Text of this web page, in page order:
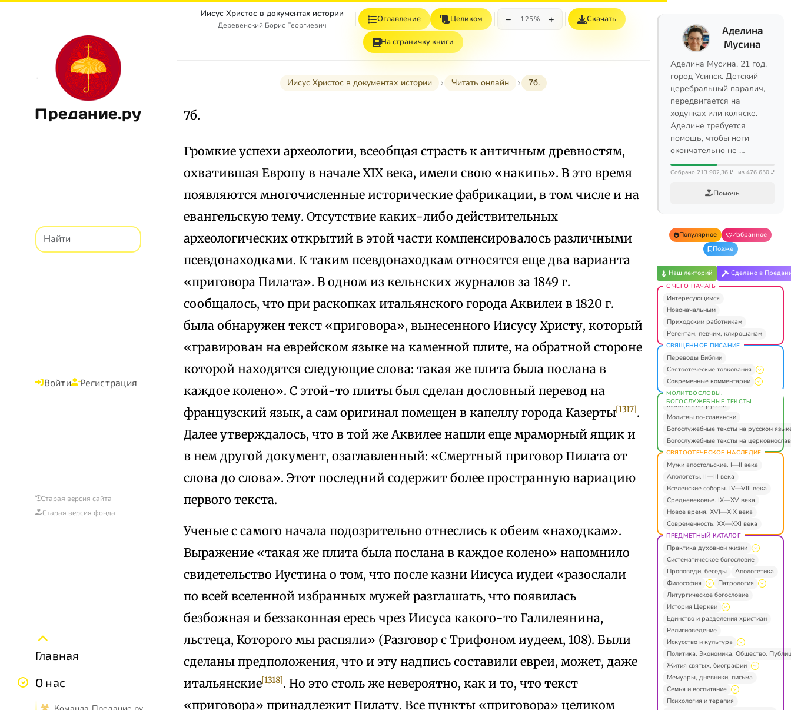
Предание.ру
Войти Регистрация
Старая версия сайта
Старая версия фонда
Главная
О нас
Иисус Христос в документах истории
Деревенский Борис Георгиевич
Оглавление Целиком − 125% + Скачать
На страничку книги
Иисус Христос в документах истории Читать онлайн 7б.
7б.
Громкие успехи археологии, всеобщая страсть к античным древностям,
охватившая Европу в начале XIX века, имели свою «накипь». В это время
появляются многочисленные исторические фабрикации, в том числе и на
евангельскую тему. Отсутствие каких-либо действительных
археологических открытий в этой части компенсировалось различными
псевдонаходками. К таким псевдонаходкам относятся еще два варианта
«приговора Пилата». В одном из кельнских журналов за 1849 г.
сообщалось, что при раскопках итальянского города Аквилеи в 1820 г.
была обнаружен текст «приговора», вынесенного Иисусу Христу, который
«гравирован на еврейском языке на каменной плите, на обратной стороне
которой находятся следующие слова: такая же плита была послана в
каждое колено». С этой-то плиты был сделан дословный перевод на
французский язык, а сам оригинал помещен в капеллу города Казерты[1317].
Далее утверждалось, что в той же Аквилее нашли еще мраморный ящик и
в нем другой документ, озаглавленный: «Смертный приговор Пилата от
слова до слова». Этот последний содержит более пространную вариацию
первого текста.
Ученые с самого начала подозрительно отнеслись к обеим «находкам».
Выражение «такая же плита была послана в каждое колено» напомнило
свидетельство Иустина о том, что после казни Иисуса иудеи «разослали
по всей вселенной избранных мужей разглашать, что появилась
безбожная и беззаконная ересь чрез Иисуса какого-то Галилеянина,
льстеца, Которого мы распяли» (Разговор с Трифоном иудеем, 108). Были
сделаны предположения, что и эту надпись составили евреи, может, даже
итальянские[1318]. Но это столь же невероятно, как и то, что текст
«приговора» принадлежит Пилату. Все пункты «приговора» целиком
Аделина
Мусина
Аделина Мусина, 21 год,
город Усинск. Детский
церебральный паралич,
передвигается на
ходунках или коляске.
Аделине требуется
помощь, чтобы ноги
окончательно не …
Собрано 213 902,36 ₽ из 476 650 ₽
Помочь
Популярное
Избранное
Позже
Наш лекторий Сделано в
С ЧЕГО НАЧАТЬ
Интересующимся
Новоначальным
Приходским работникам
Регентам, певчим, клирошанам
СВЯЩЕННОЕ ПИСАНИЕ
Переводы Библии
Святоотеческие толкования
Современные комментарии
МОЛИТВОСЛОВЫ.
БОГОСЛУЖЕБНЫЕ ТЕКСТЫ
Молитвы по-русски
Молитвы по-славянски
Богослужебные тексты на русском
Богослужебные тексты на
СВЯТООТЕЧЕСКОЕ НАСЛЕДИЕ
Мужи апостольские. I—II века
Апологеты. II—III века
Вселенские соборы. IV—VIII века
Средневековье. IX—XV века
Новое время. XVI—XIX века
Современность. XX—XXI века
ПРЕДМЕТНЫЙ КАТАЛОГ
Практика духовной жизни
Систематическое богословие
Проповеди, беседы
Апологетика
Философия
Патрология
Литургическое богословие
История Церкви
Единство и разделения христиан
Религиоведение
Искусство и культура
Политика. Экономика. Общество.
Жития святых, биографии
Мемуары, дневники, письма
Семья и воспитание
Психология и терапия